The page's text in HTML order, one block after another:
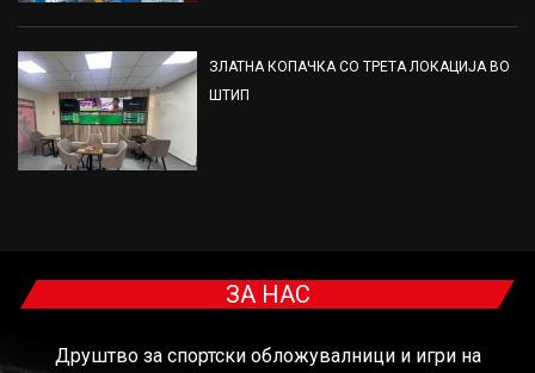
ЗЛАТНА КОПАЧКА СО ТРЕТА ЛОКАЦИЈА ВО
ШТИП
ЗА НАС
Друштво за спортски обложувалници и игри на